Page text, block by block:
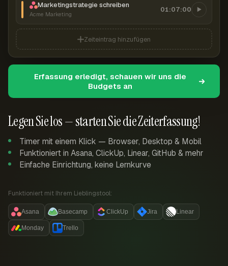
Legen Sie los — starten Sie die Zeiterfassung!
Timer mit einem Klick — Browser, Desktop & Mobil
Funktioniert in Asana, ClickUp, Linear, GitHub & mehr
Einfache Einrichtung, keine Lernkurve
Funktioniert mit Ihrem Lieblingstool:
Asana Basecamp ClickUp Jira Linear
Monday Trello
Marketingstrategie schreiben
Acme Marketing
01:07:00
Zeiteintrag hinzufügen
Erfassung erledigt, schauen wir uns die
Budgets an